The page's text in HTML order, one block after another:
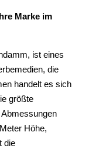
Marke im
ist eines
die
handelt es sich
größte
Höhe,
die